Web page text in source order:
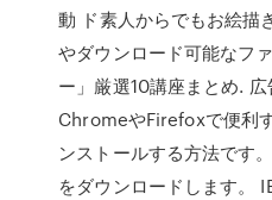
動 ド素人からでもお絵描
やダウンロード可能なフ
ー」厳選10講座まとめ.
ChromeやFirefoxで便利
ンストールする方法です
をダウンロードします。